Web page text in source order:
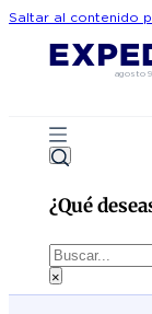
Saltar al contenido
agosto
¿Qué
Buscar
×